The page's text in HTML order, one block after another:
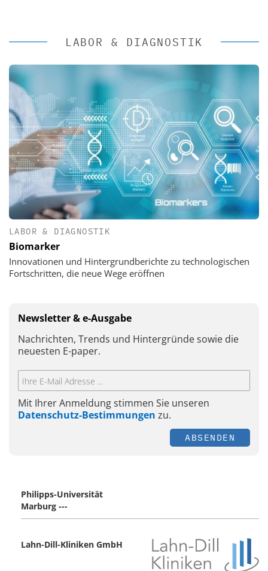
LABOR & DIAGNOSTIK
LABOR & DIAGNOSTIK
Biomarker
Innovationen und Hintergrundberichte zu technologischen
Fortschritten, die neue Wege eröffnen
Newsletter & e-Ausgabe
Nachrichten, Trends und Hintergründe sowie die
neuesten E-paper.
Mit Ihrer Anmeldung stimmen Sie unseren
Datenschutz-Bestimmungen zu.
ABSENDEN
Philipps-Universität
Marburg ---
Lahn-Dill-Kliniken GmbH